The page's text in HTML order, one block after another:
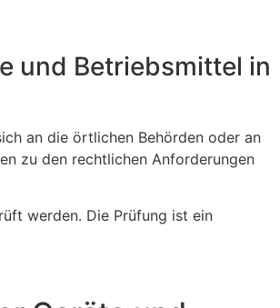
und Betriebsmittel in
an die örtlichen Behörden oder an
zu den rechtlichen Anforderungen
werden. Die Prüfung ist ein